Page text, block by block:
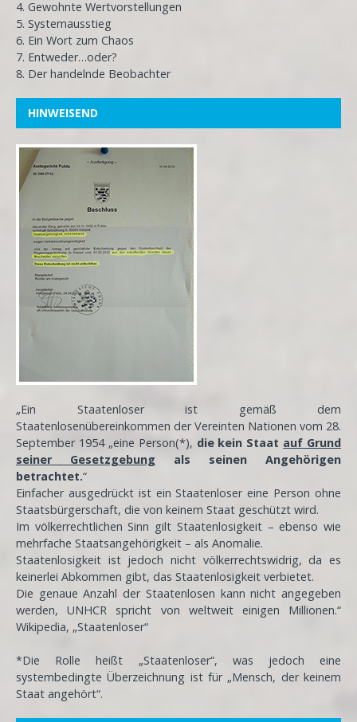
4. Gewohnte Wertvorstellungen
5. Systemausstieg
6. Ein Wort zum Chaos
7. Entweder…oder?
8. Der handelnde Beobachter
HINWEISEND
„Ein Staatenloser ist gemäß dem
Staatenlosenübereinkommen der Vereinten Nationen vom 28.
September 1954 „eine Person(*), die kein Staat auf Grund
seiner Gesetzgebung als seinen Angehörigen
betrachtet.“
Einfacher ausgedrückt ist ein Staatenloser eine Person ohne
Staatsbürgerschaft, die von keinem Staat geschützt wird.
Im völkerrechtlichen Sinn gilt Staatenlosigkeit – ebenso wie
mehrfache Staatsangehörigkeit – als Anomalie.
Staatenlosigkeit ist jedoch nicht völkerrechtswidrig, da es
keinerlei Abkommen gibt, das Staatenlosigkeit verbietet.
Die genaue Anzahl der Staatenlosen kann nicht angegeben
werden, UNHCR spricht von weltweit einigen Millionen.“
Wikipedia, „Staatenloser“
*Die Rolle heißt „Staatenloser“, was jedoch eine
systembedingte Überzeichnung ist für „Mensch, der keinem
Staat angehört“.